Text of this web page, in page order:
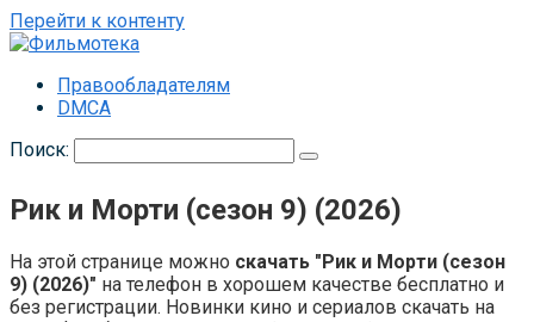
Перейти к контенту
Правообладателям
DMCA
Поиск:
Рик и Морти (сезон 9) (2026)
На этой странице можно скачать "Рик и Морти (сезон
9) (2026)" на телефон в хорошем качестве бесплатно и
без регистрации. Новинки кино и сериалов скачать на